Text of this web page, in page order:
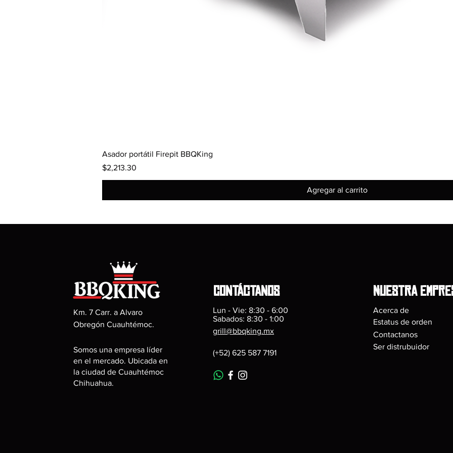
Asador portátil Firepit BBQKing
Precio
$2,213.30
Agregar al carrito
Km. 7 Carr. a Alvaro
Obregón Cuauhtémoc.
Somos una empresa líder
en el mercado. Ubicada en
la ciudad de Cuauhtémoc
Chihuahua.
Contáctanos
Lun - Vie: 8:30 - 6:00
Sabados: 8:30 - 1:00
grill@bbqking.mx
(+52) 625 587 7191
nUESTRA
Acerca de
Estatus de orden
Contactanos
Ser distrubuidor